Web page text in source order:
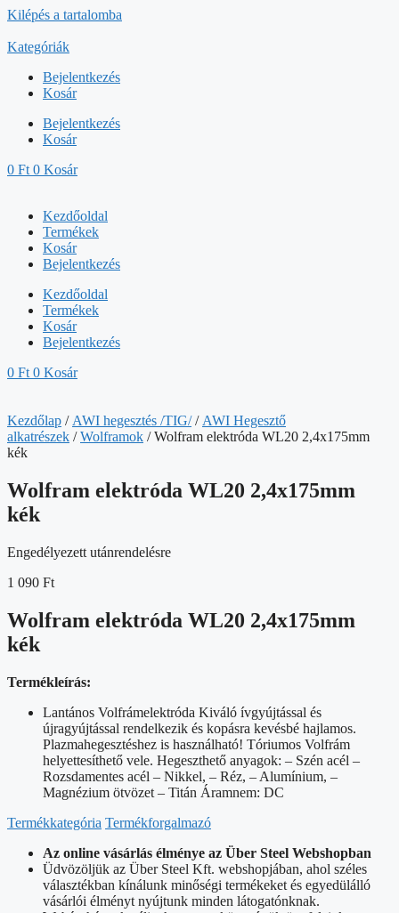
Kilépés a tartalomba
Kategóriák
Bejelentkezés
Kosár
Bejelentkezés
Kosár
0 Ft 0 Kosár
Kezdőoldal
Termékek
Kosár
Bejelentkezés
Kezdőoldal
Termékek
Kosár
Bejelentkezés
0 Ft 0 Kosár
Kezdőlap / AWI hegesztés /TIG// AWI Hegesztő
alkatrészek /Wolframok / Wolfram elektróda WL20 2,4x175mm
kék
Wolfram elektróda WL20 2,4x175mm
kék
Engedélyezett utánrendelésre
1 090 Ft
Wolfram elektróda WL20 2,4x175mm
kék
Termékleírás:
Lantános Volfrámelektróda Kiváló ívgyújtással és
újragyújtással rendelkezik és kopásra kevésbé hajlamos.
Plazmahegesztéshez is használható! Tóriumos Volfrám
helyettesíthető vele. Hegeszthető anyagok: – Szén acél –
Rozsdamentes acél – Nikkel, – Réz, – Alumínium, –
Magnézium ötvözet – Titán Áramnem: DC
Termékkategória Termékforgalmazó
Az online vásárlás élménye az Über Steel Webshopban
Üdvözöljük az Über Steel Kft. webshopjában, ahol széles
választékban kínálunk minőségi termékeket és egyedülálló
vásárlói élményt nyújtunk minden látogatónknak.